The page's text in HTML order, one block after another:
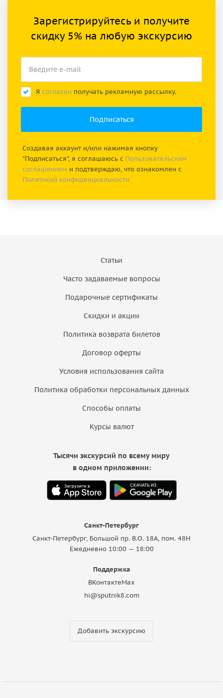
Зарегистрируйтесь и получите
скидку 5% на любую экскурсию
Я согласен получать рекламную рассылку.
Создавая аккаунт и/или нажимая кнопку
"Подписаться", я соглашаюсь с Пользовательским
соглашением и подтверждаю, что ознакомлен с
Политикой конфиденциальности
Статьи
Часто задаваемые вопросы
Подарочные сертификаты
Скидки и акции
Политика возврата билетов
Договор оферты
Условия использования сайта
Политика обработки персональных данных
Способы оплаты
Курсы валют
Санкт-Петербург
Санкт-Петербург, Большой пр. В.О. 18A, пом. 48Н
Ежедневно 10:00 — 18:00
Поддержка
ВКонтактеMax
hi@sputnik8.com
Добавить экскурсию
Тысячи экскурсий по всему миру
в одном приложении: